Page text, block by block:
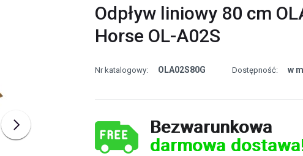
Odpływ liniowy 80 cm
Horse OL-A02S
Nr katalogowy: OLA02S80G Dostępność: w
Bezwarunkowa
darmowa